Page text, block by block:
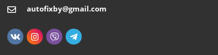
autofixby@gmail.com